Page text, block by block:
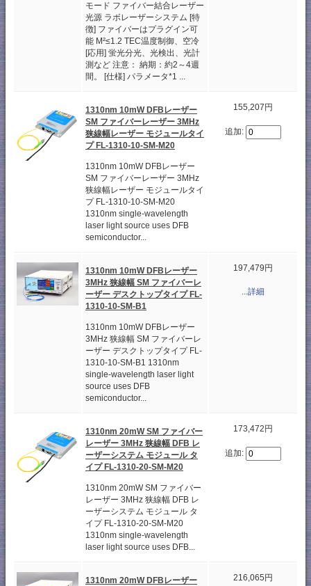
モード ファイバー結合レーザー
光源 ラボレーザーシステム [特
徴] ファイバーはプラグイン可
能 M²≤1.2 TEC温度制御、空冷
[応用] 蛍光分光、光検出、光計
測など 注意： 納期：約2～4週
間。 [仕様] パラメータ*1 ...
1310nm 10mW DFBレーザー
SM ファイバーレーザー 3MHz
狭線幅レーザー モジュールタイ
プ FL-1310-10-SM-M20
1310nm 10mW DFBレーザー
SM ファイバーレーザー 3MHz
狭線幅レーザー モジュールタイ
プ FL-1310-10-SM-M20
1310nm single-wavelength
laser light source uses DFB
semiconductor...
155,207円
追加:
1310nm 10mW DFBレーザー
3MHz 狭線幅 SM ファイバーレ
ーザー デスクトップタイプ FL-
1310-10-SM-B1
1310nm 10mW DFBレーザー
3MHz 狭線幅 SM ファイバーレ
ーザー デスクトップタイプ FL-
1310-10-SM-B1 1310nm
single-wavelength laser light
source uses DFB
semiconductor...
197,479円
...詳細
1310nm 20mW SM ファイバー
レーザー 3MHz 狭線幅 DFB レ
ーザーシステム モジュール タ
イプ FL-1310-20-SM-M20
1310nm 20mW SM ファイバー
レーザー 3MHz 狭線幅 DFB レ
ーザーシステム モジュール タ
イプ FL-1310-20-SM-M20
1310nm single-wavelength
laser light source uses DFB...
173,472円
追加:
1310nm 20mW DFBレーザー
216,065円